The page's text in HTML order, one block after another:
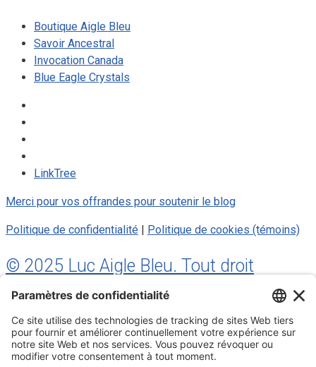
Boutique Aigle Bleu
Savoir Ancestral
Invocation Canada
Blue Eagle Crystals
LinkTree
Merci pour vos offrandes pour soutenir le blog
Politique de confidentialité | Politique de cookies (témoins)
© 2025 Luc Aigle Bleu. Tout droit
réservé.
S'inscrire à mon Infolettre